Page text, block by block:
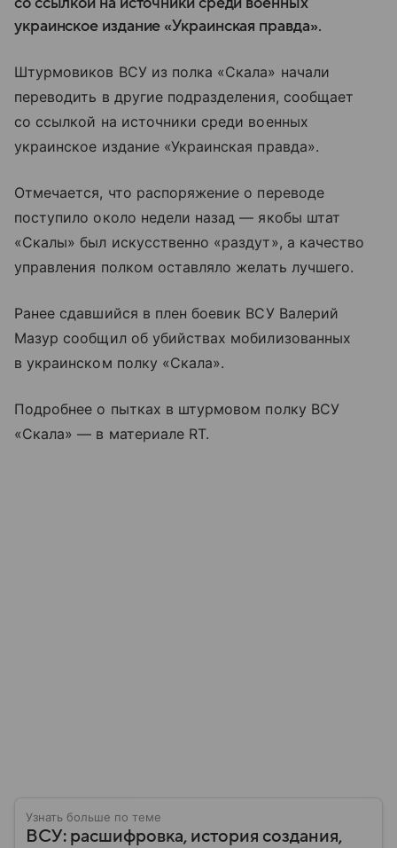
украинское издание «Украинская правда».
Штурмовиков ВСУ из полка «Скала» начали
переводить в другие подразделения, сообщает
со ссылкой на источники среди военных
украинское издание «Украинская правда».
Отмечается, что распоряжение о переводе
поступило около недели назад — якобы штат
«Скалы» был искусственно «раздут», а качество
управления полком оставляло желать лучшего.
Ранее сдавшийся в плен боевик ВСУ Валерий
Мазур сообщил об убийствах мобилизованных
в украинском полку «Скала».
Подробнее о пытках в штурмовом полку ВСУ
«Скала» — в материале RT.
Узнать больше по теме
ВСУ: расшифровка, история создания,